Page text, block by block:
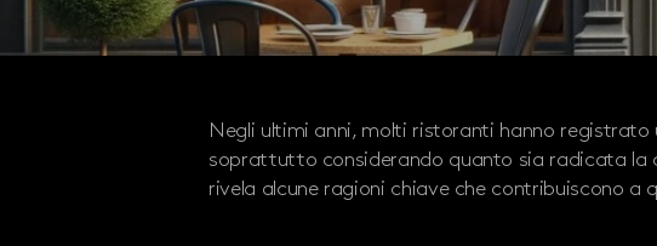
Negli ultimi anni, molti ristoranti hanno
soprattutto considerando quanto sia radicata la
rivela alcune ragioni chiave che contribuiscono a